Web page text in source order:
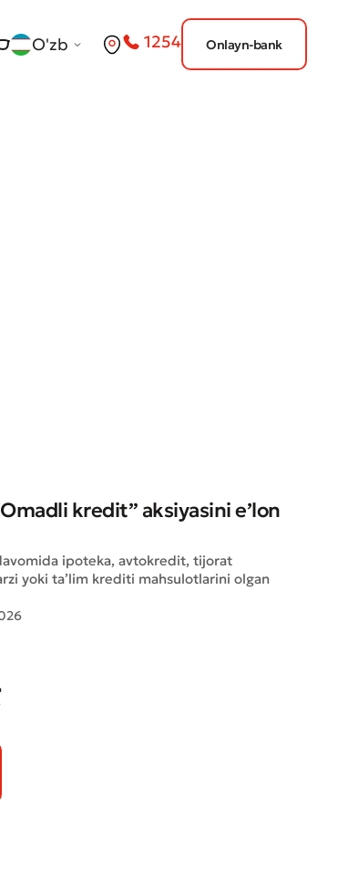
O'zb 1254 Onlayn-bank
kredit” aksiyasini e’lon
ipoteka, avtokredit, tijorat
yoki ta’lim krediti mahsulotlarini olgan